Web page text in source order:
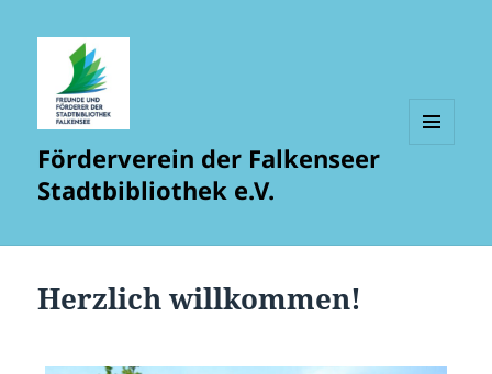
Förderverein der Falkenseer
Stadtbibliothek e.V.
Herzlich willkommen!